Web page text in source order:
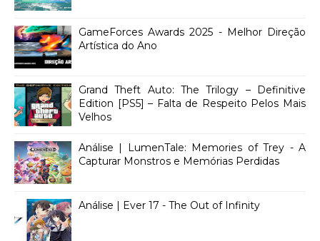
GameForces Awards 2025 - Melhor Direção
Artística do Ano
Grand Theft Auto: The Trilogy – Definitive
Edition [PS5] – Falta de Respeito Pelos Mais
Velhos
Análise | LumenTale: Memories of Trey - A
Capturar Monstros e Memórias Perdidas
Análise | Ever 17 - The Out of Infinity